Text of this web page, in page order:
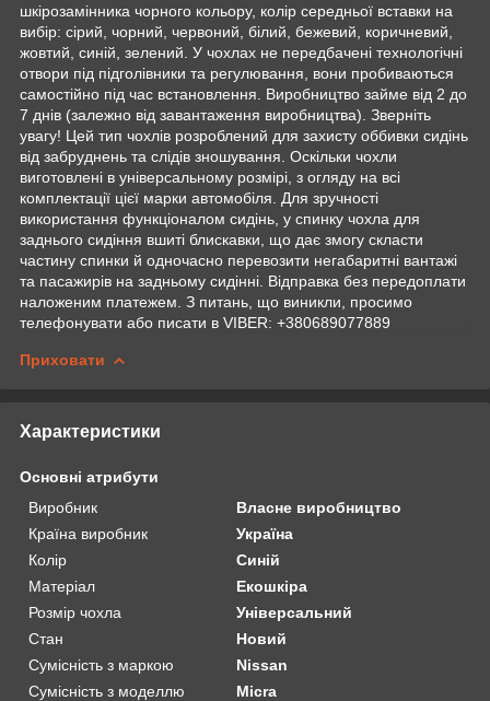
шкірозамінника чорного кольору, колір середньої вставки на
вибір: сірий, чорний, червоний, білий, бежевий, коричневий,
жовтий, синій, зелений. У чохлах не передбачені технологічні
отвори під підголівники та регулювання, вони пробиваються
самостійно під час встановлення. Виробництво займе від 2 до
7 днів (залежно від завантаження виробництва). Зверніть
увагу! Цей тип чохлів розроблений для захисту оббивки сидінь
від забруднень та слідів зношування. Оскільки чохли
виготовлені в універсальному розмірі, з огляду на всі
комплектації цієї марки автомобіля. Для зручності
використання функціоналом сидінь, у спинку чохла для
заднього сидіння вшиті блискавки, що дає змогу скласти
частину спинки й одночасно перевозити негабаритні вантажі
та пасажирів на задньому сидінні. Відправка без передоплати
наложеним платежем. З питань, що виникли, просимо
телефонувати або писати в VIBER: +380689077889
Приховати
Характеристики
Основні атрибути
Виробник
Власне виробництво
Країна виробник
Україна
Колір
Синій
Матеріал
Екошкіра
Розмір чохла
Універсальний
Стан
Новий
Сумісність з маркою
Nissan
Сумісність з моделлю
Micra